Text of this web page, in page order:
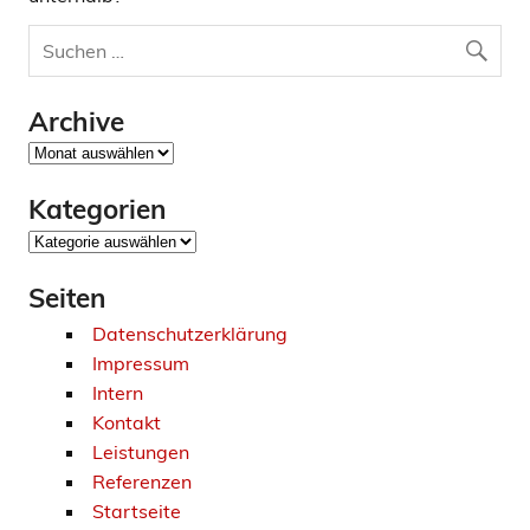
Archive
Archive
Kategorien
Kategorien
Seiten
Datenschutzerklärung
Impressum
Intern
Kontakt
Leistungen
Referenzen
Startseite